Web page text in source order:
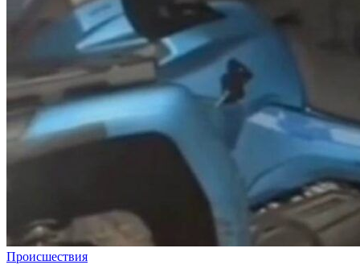
Происшествия